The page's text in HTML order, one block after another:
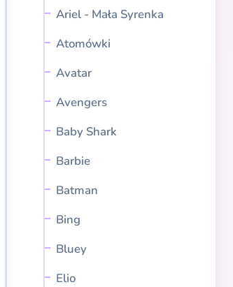
Ariel - Mała Syrenka
Atomówki
Avatar
Avengers
Baby Shark
Barbie
Batman
Bing
Bluey
Elio